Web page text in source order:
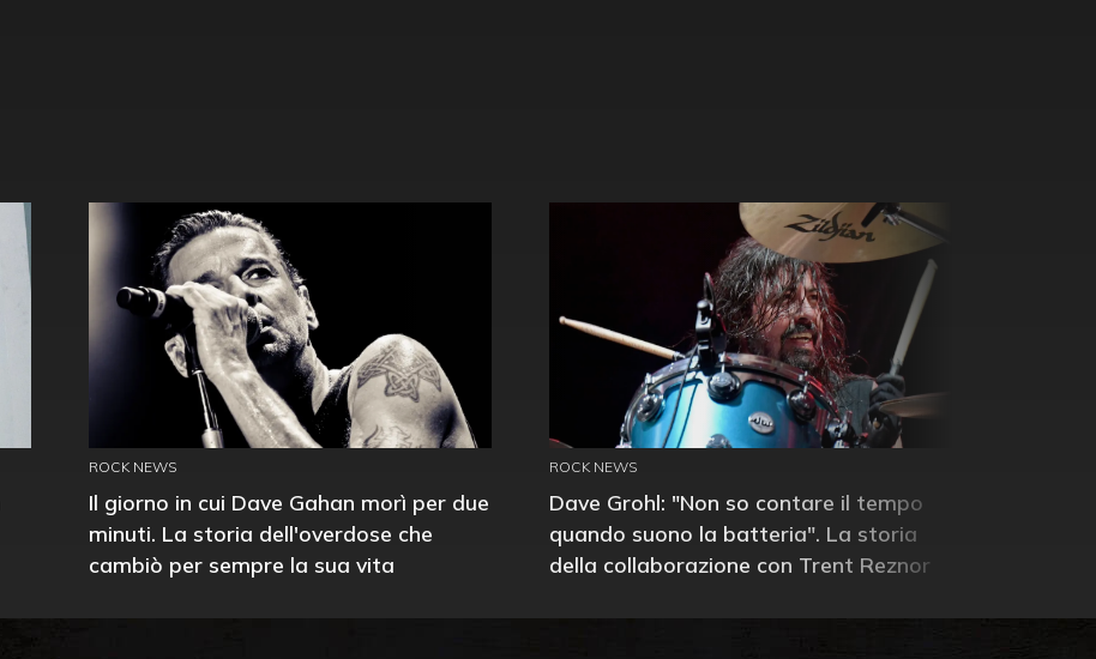
ROCK NEWS
Il giorno in cui Dave Gahan morì per due
minuti. La storia dell'overdose che
cambiò per sempre la sua vita
ROCK NEWS
Dave Grohl: "Non so contare il tempo
quando suono la batteria". La storia
della collaborazione con Trent Reznor